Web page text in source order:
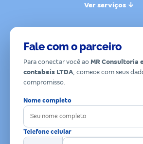
Ver serviços ↓
Fale com o parceiro
Para conectar você ao MR Consultoria
contabeis LTDA, comece com seus
compromisso.
Nome completo
Telefone celular